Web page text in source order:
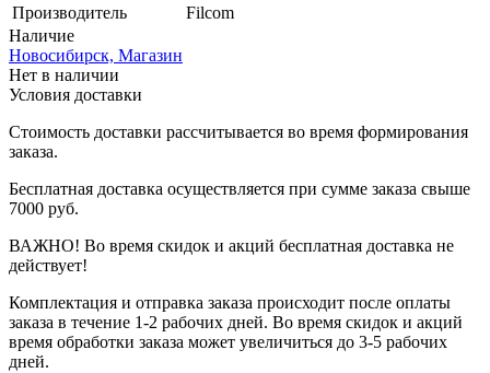
Производитель
Filcom
Наличие
Новосибирск, Магазин
Нет в наличии
Условия доставки
Стоимость доставки рассчитывается во время формирования
заказа.
Бесплатная доставка осуществляется при сумме заказа свыше
7000 руб.
ВАЖНО! Во время скидок и акций бесплатная доставка не
действует!
Комплектация и отправка заказа происходит после оплаты
заказа в течение 1-2 рабочих дней. Во время скидок и акций
время обработки заказа может увеличиться до 3-5 рабочих
дней.